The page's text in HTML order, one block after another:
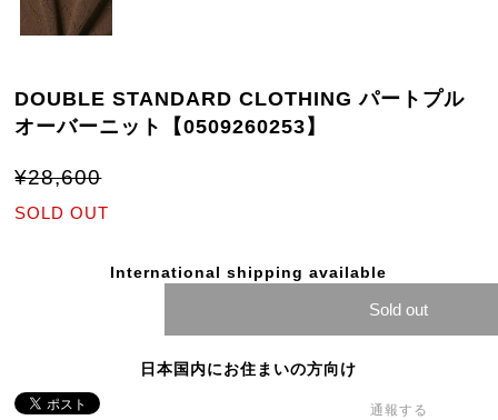
DOUBLE STANDARD CLOTHING パートプル
オーバーニット【0509260253】
¥28,600
SOLD OUT
International shipping available
Sold out
日本国内にお住まいの方向け
通報する